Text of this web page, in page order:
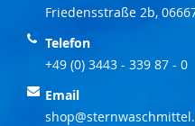
Friedensstraße 2b,
Telefon
+49 (0) 3443 - 339 87 - 0
Email